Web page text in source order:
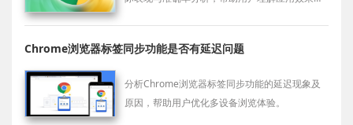
Chrome浏览器标签同步功能是否有延迟问题
分析Chrome浏览器标签同步功能的延迟现象及
原因，帮助用户优化多设备浏览体验。